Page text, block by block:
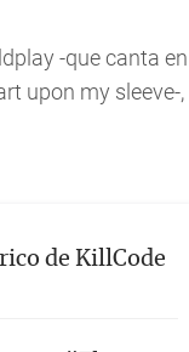
-que canta en
upon my sleeve-,
de KillCode